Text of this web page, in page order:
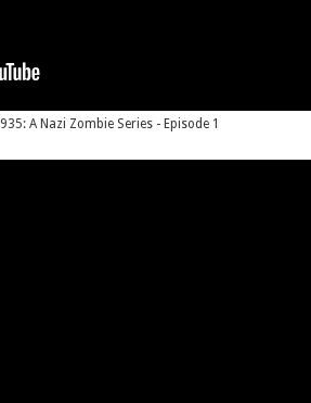
935: A Nazi Zombie Series - Episode 1